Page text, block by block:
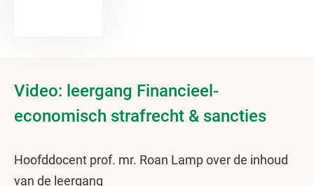
Video: leergang Financieel-
economisch strafrecht & sancties
Hoofddocent prof. mr. Roan Lamp over de inhoud
van de leergang